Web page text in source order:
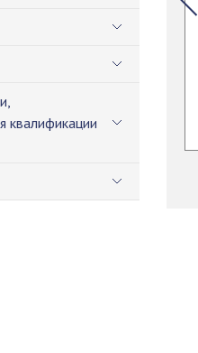
квалификации